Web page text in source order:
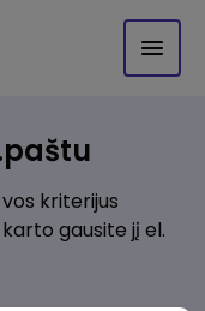
kriterijus
gausite jį el.